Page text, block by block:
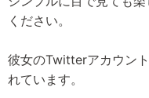
ください。
彼女のTwitterアカウン
れています。